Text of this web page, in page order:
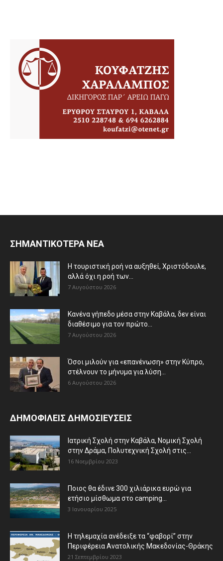
ΣΗΜΑΝΤΙΚΟΤΕΡΑ ΝΕΑ
Η τουριστική ροή να αυξηθεί, Χριστόδουλε,
αλλά όχι η ροή των...
7 Αυγούστου 2026
Κανένα γήπεδο μέσα στην Καβάλα, δεν είναι
διαθέσιμο για τον πρώτο...
7 Αυγούστου 2026
Όσοι μιλούν για «επανένωση» στην Κύπρο,
στέλνουν το μήνυμα για λύση...
6 Αυγούστου 2026
ΔΗΜΟΦΙΛΕΙΣ ΔΗΜΟΣΙΕΥΣΕΙΣ
Ιατρική Σχολή στην Καβάλα, Νομική Σχολή
στην Δράμα, Πολυτεχνική Σχολή στις...
16 Νοεμβρίου 2023
Ποιος θα έδινε 300 χιλιάρικα ευρώ για
ετήσιο μίσθωμα στο camping...
3 Ιανουαρίου 2025
Η τηλεμαχία ανέδειξε τα “φαβορί” στην
Περιφέρεια Ανατολικής Μακεδονίας-Θράκης
21 Σεπτεμβρίου 2023